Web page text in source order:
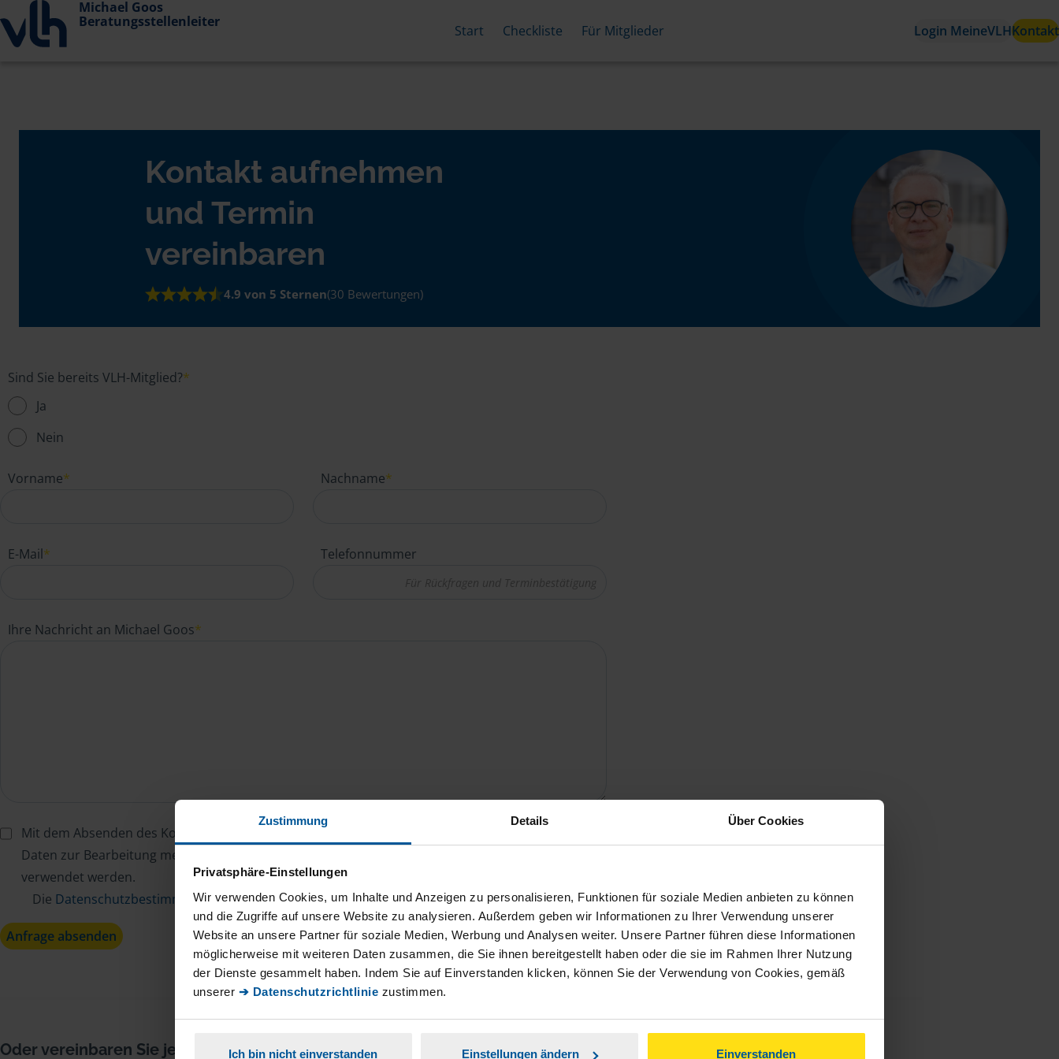
Zustimmung Details Über Cookies
Privatsphäre-Einstellungen
Wir verwenden Cookies, um Inhalte und Anzeigen zu personalisieren, Funktionen für soziale Medien anbieten zu können
und die Zugriffe auf unsere Website zu analysieren. Außerdem geben wir Informationen zu Ihrer Verwendung unserer
Website an unsere Partner für soziale Medien, Werbung und Analysen weiter. Unsere Partner führen diese Informationen
möglicherweise mit weiteren Daten zusammen, die Sie ihnen bereitgestellt haben oder die sie im Rahmen Ihrer Nutzung
der Dienste gesammelt haben. Indem Sie auf Einverstanden klicken, können Sie der Verwendung von Cookies, gemäß
unserer ➔ Datenschutzrichtlinie zustimmen.
Ich bin nicht einverstanden Einstellungen ändern Einverstanden
Michael Goos
Beratungsstellenleiter
Start Checkliste Für Mitglieder Login MeineVLHKontakt
Kontakt aufnehmen
und Termin
vereinbaren
4.9 von 5 Sternen(30 Bewertungen)
Sind Sie bereits VLH-Mitglied?*
Ja
Nein
Vorname* Nachname*
E-Mail* Telefonnummer
Ihre Nachricht an Michael Goos*
Mit dem Absenden des Kontaktformulars erkläre ich mich damit einverstanden, dass meine
Daten zur Bearbeitung meines Anliegens sowie zur internen Analyse der Zugriffsquelle
verwendet werden.
Die Datenschutzbestimmungenhabe ich zur Kenntnis genommen.*
Anfrage absenden
Oder vereinbaren Sie jetzt Ihren